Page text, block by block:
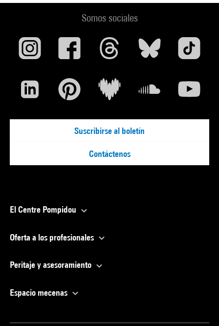
Somos sociales
Suscribirse al boletín
Contáctenos
El Centre Pompidou
Oferta a los profesionales
Peritaje y asesoramiento
Espacio mecenas